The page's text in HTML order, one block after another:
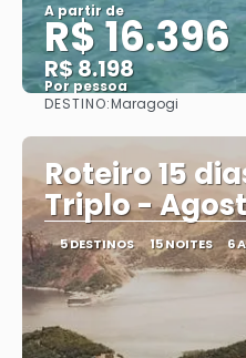
A partir de
R$ 16.396
R$ 8.198
Por pessoa
DESTINO:Maragogi
Roteiro 15
Triplo -
5 DESTINOS 15 NOITES 6